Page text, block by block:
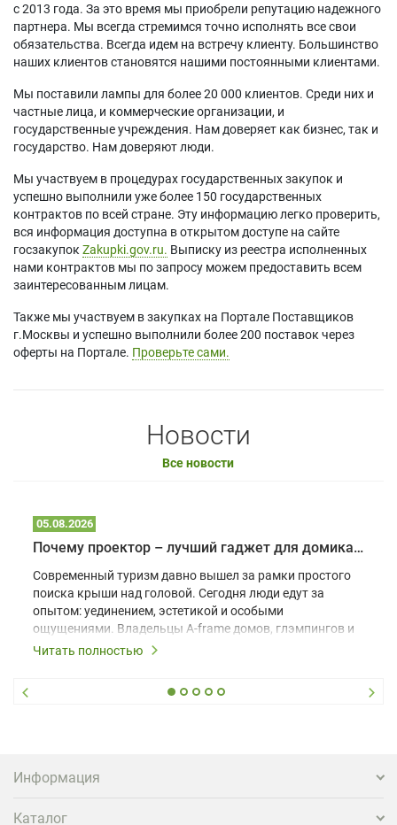
с 2013 года. За это время мы приобрели репутацию надежного
партнера. Мы всегда стремимся точно исполнять все свои
обязательства. Всегда идем на встречу клиенту. Большинство
наших клиентов становятся нашими постоянными клиентами.
Мы поставили лампы для более 20 000 клиентов. Среди них и
частные лица, и коммерческие организации, и
государственные учреждения. Нам доверяет как бизнес, так и
государство. Нам доверяют люди.
Мы участвуем в процедурах государственных закупок и
успешно выполнили уже более 150 государственных
контрактов по всей стране. Эту информацию легко проверить,
вся информация доступна в открытом доступе на сайте
госзакупок Zakupki.gov.ru. Выписку из реестра исполненных
нами контрактов мы по запросу можем предоставить всем
заинтересованным лицам.
Также мы участвуем в закупках на Портале Поставщиков
г.Москвы и успешно выполнили более 200 поставок через
оферты на Портале. Проверьте сами.
Новости
Все новости
05.08.2026
Почему проектор – лучший гаджет для домика в глэмпинге
Современный туризм давно вышел за рамки простого
поиска крыши над головой. Сегодня люди едут за
опытом: уединением, эстетикой и особыми
ощущениями. Владельцы A-frame домов, глэмпингов и
шале понимают, что конкуренция растет, и
вернуться и поделиться впечатлениями в соцсетях,
проектора.
Читать полностью
Информация
Каталог